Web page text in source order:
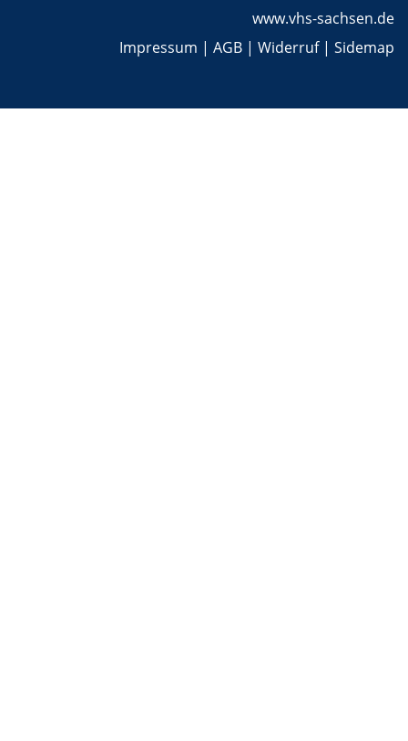
www.vhs-sachsen.de
Impressum | AGB | Widerruf| Sidemap